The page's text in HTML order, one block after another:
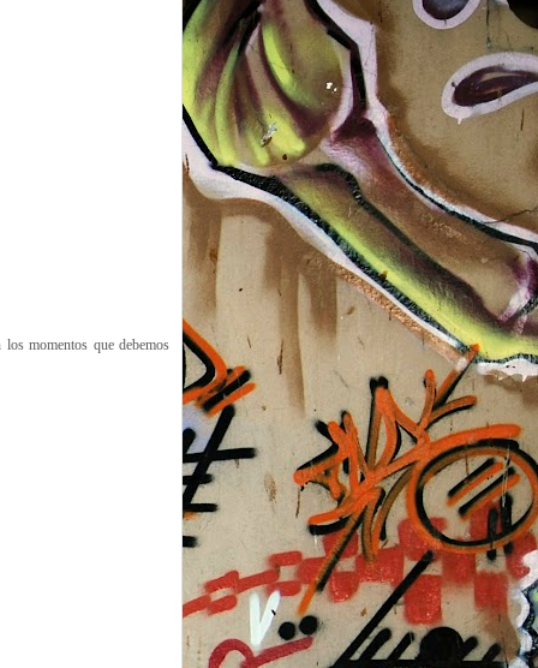
momentos que debemos